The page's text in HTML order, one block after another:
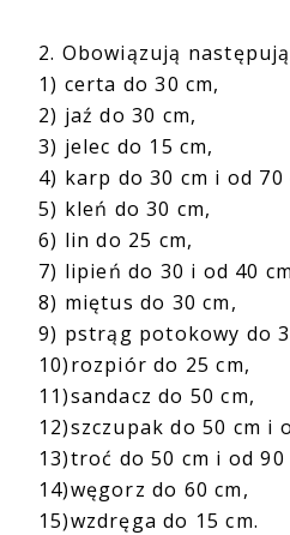
2. Obowiązują
1) certa do 30 cm,
2) jaź do 30 cm,
3) jelec do 15 cm,
4) karp do 30 cm i od 70
5) kleń do 30 cm,
6) lin do 25 cm,
7) lipień do 30 i od 40
8) miętus do 30 cm,
9) pstrąg potokowy do
10)rozpiór do 25 cm,
11)sandacz do 50 cm,
12)szczupak do 50 cm i
13)troć do 50 cm i od
14)węgorz do 60 cm,
15)wzdręga do 15 cm.